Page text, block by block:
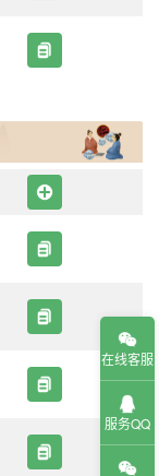
在线客服
服务QQ